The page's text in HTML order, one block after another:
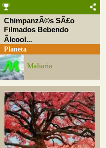
ChimpanzÃ©s SÃ£o
Filmados Bebendo
Ãlcool...
Planeta
Maliaria